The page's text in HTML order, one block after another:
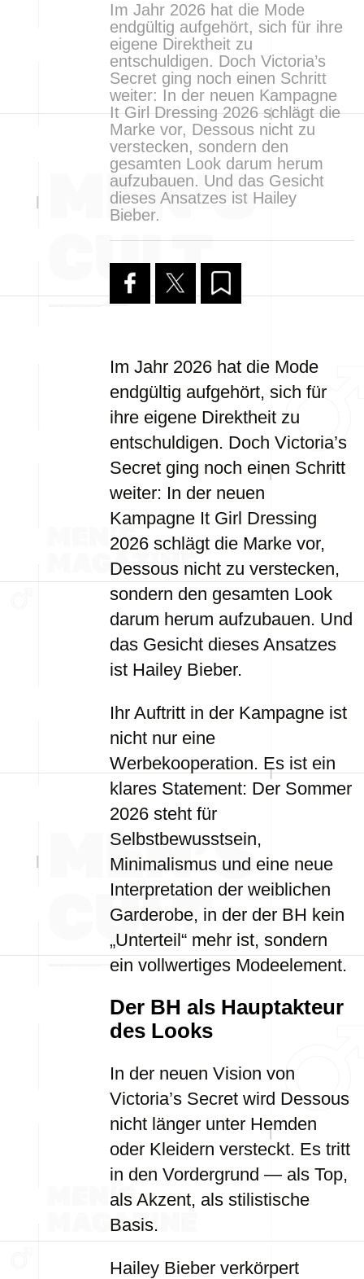
Im Jahr 2026 hat die Mode
endgültig aufgehört, sich für ihre
eigene Direktheit zu
entschuldigen. Doch Victoria’s
Secret ging noch einen Schritt
weiter: In der neuen Kampagne
It Girl Dressing 2026 schlägt die
Marke vor, Dessous nicht zu
verstecken, sondern den
gesamten Look darum herum
aufzubauen. Und das Gesicht
dieses Ansatzes ist Hailey
Bieber.
Im Jahr 2026 hat die Mode
endgültig aufgehört, sich für
ihre eigene Direktheit zu
entschuldigen. Doch Victoria’s
Secret ging noch einen Schritt
weiter: In der neuen
Kampagne It Girl Dressing
2026 schlägt die Marke vor,
Dessous nicht zu verstecken,
sondern den gesamten Look
darum herum aufzubauen. Und
das Gesicht dieses Ansatzes
ist Hailey Bieber.
Ihr Auftritt in der Kampagne ist
nicht nur eine
Werbekooperation. Es ist ein
klares Statement: Der Sommer
2026 steht für
Selbstbewusstsein,
Minimalismus und eine neue
Interpretation der weiblichen
Garderobe, in der der BH kein
„Unterteil“ mehr ist, sondern
ein vollwertiges Modeelement.
Der BH als Hauptakteur
des Looks
In der neuen Vision von
Victoria’s Secret wird Dessous
nicht länger unter Hemden
oder Kleidern versteckt. Es tritt
in den Vordergrund — als Top,
als Akzent, als stilistische
Basis.
Hailey Bieber verkörpert